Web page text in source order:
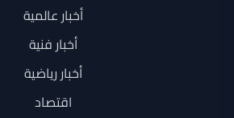
أخبار عالمية
أخبار فنية
أخبار رياضية
اقتصاد